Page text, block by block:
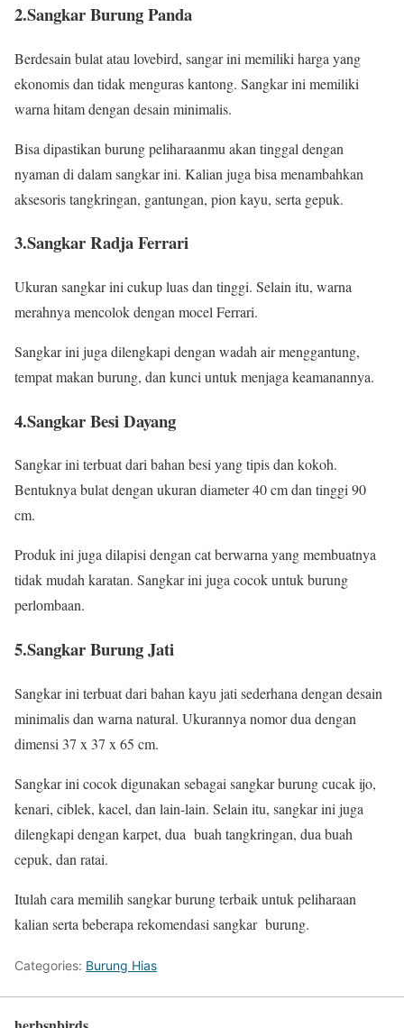
2.Sangkar Burung Panda
Berdesain bulat atau lovebird, sangar ini memiliki harga yang
ekonomis dan tidak menguras kantong. Sangkar ini memiliki
warna hitam dengan desain minimalis.
Bisa dipastikan burung peliharaanmu akan tinggal dengan
nyaman di dalam sangkar ini. Kalian juga bisa menambahkan
aksesoris tangkringan, gantungan, pion kayu, serta gepuk.
3.Sangkar Radja Ferrari
Ukuran sangkar ini cukup luas dan tinggi. Selain itu, warna
merahnya mencolok dengan mocel Ferrari.
Sangkar ini juga dilengkapi dengan wadah air menggantung,
tempat makan burung, dan kunci untuk menjaga keamanannya.
4.Sangkar Besi Dayang
Sangkar ini terbuat dari bahan besi yang tipis dan kokoh.
Bentuknya bulat dengan ukuran diameter 40 cm dan tinggi 90
cm.
Produk ini juga dilapisi dengan cat berwarna yang membuatnya
tidak mudah karatan. Sangkar ini juga cocok untuk burung
perlombaan.
5.Sangkar Burung Jati
Sangkar ini terbuat dari bahan kayu jati sederhana dengan desain
minimalis dan warna natural. Ukurannya nomor dua dengan
dimensi 37 x 37 x 65 cm.
Sangkar ini cocok digunakan sebagai sangkar burung cucak ijo,
kenari, ciblek, kacel, dan lain-lain. Selain itu, sangkar ini juga
dilengkapi dengan karpet, dua buah tangkringan, dua buah
cepuk, dan ratai.
Itulah cara memilih sangkar burung terbaik untuk peliharaan
kalian serta beberapa rekomendasi sangkar burung.
Categories: Burung Hias